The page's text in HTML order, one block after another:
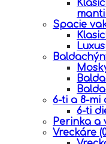
Spacie
6-ti a 8-mi
6-ti
Perinka a
Vreckáre